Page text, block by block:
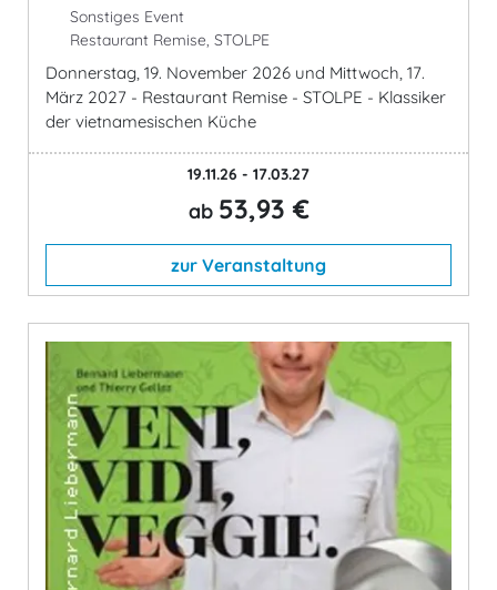
Sonstiges Event
Restaurant Remise, STOLPE
Donnerstag, 19. November 2026 und Mittwoch, 17.
März 2027 - Restaurant Remise - STOLPE - Klassiker
der vietnamesischen Küche
19.11.26 - 17.03.27
ab 53,93 €
zur Veranstaltung